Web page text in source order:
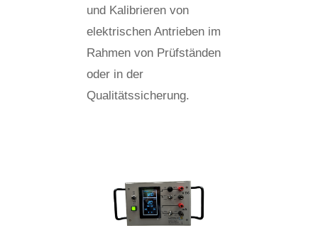
und Kalibrieren von
elektrischen Antrieben im
Rahmen von Prüfständen
oder in der
Qualitätssicherung.